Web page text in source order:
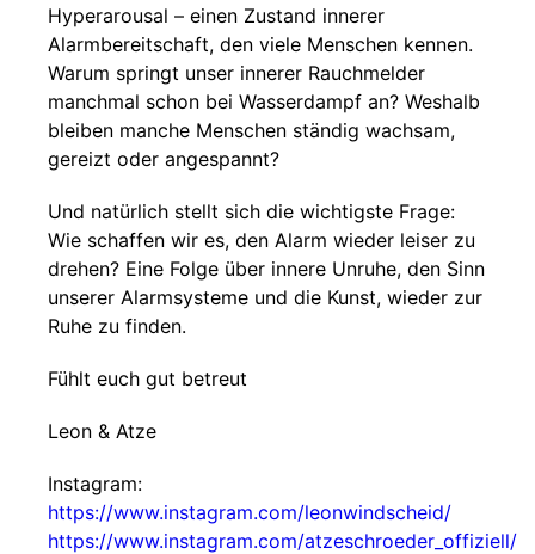
Hyperarousal – einen Zustand innerer
Alarmbereitschaft, den viele Menschen kennen.
Warum springt unser innerer Rauchmelder
manchmal schon bei Wasserdampf an? Weshalb
bleiben manche Menschen ständig wachsam,
gereizt oder angespannt?
Und natürlich stellt sich die wichtigste Frage:
Wie schaffen wir es, den Alarm wieder leiser zu
drehen? Eine Folge über innere Unruhe, den Sinn
unserer Alarmsysteme und die Kunst, wieder zur
Ruhe zu finden.
Fühlt euch gut betreut
Leon & Atze
Instagram:
https://www.instagram.com/leonwindscheid/
https://www.instagram.com/atzeschroeder_offiziell/